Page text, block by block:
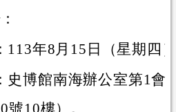
113年8月15日（星期四
史博館南海辦公室第1會
號10樓）。